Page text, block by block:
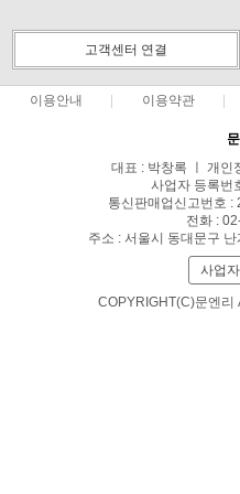
고객센터 연결
이용안내 이용약관
대표 : 박창록 ㅣ 개인
사업자 등록번
통신판매업신고번호
전화 :
주소 : 서울시 동대문구
사업
COPYRIGHT(C)문엔리